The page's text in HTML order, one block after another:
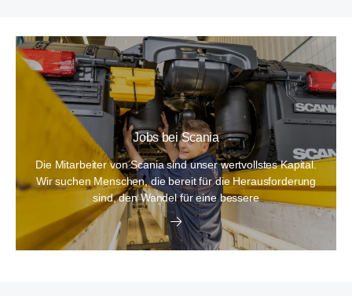
Jobs bei Scania
Die Mitarbeiter von Scania sind unser wertvollstes Kapital.
Wir suchen Menschen, die bereit für die Herausforderung
sind, den Wandel für eine bessere